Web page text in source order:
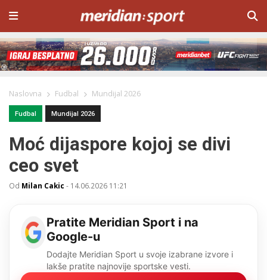
Naslovna Fudbal Mundijal 2026
Fudbal Mundijal 2026
Moć dijaspore kojoj se divi
ceo svet
Od Milan Cakic - 14.06.2026 11:21
Pratite Meridian Sport i na
Google-u
Dodajte Meridian Sport u svoje izabrane izvore i
lakše pratite najnovije sportske vesti.